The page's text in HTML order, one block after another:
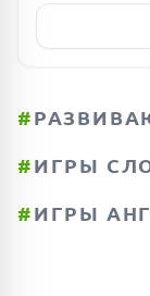
#
#ИГРЫ
#ИГРЫ